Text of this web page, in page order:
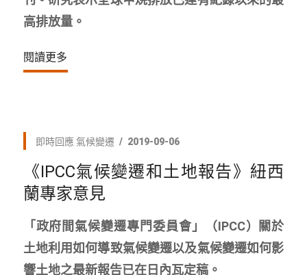
高排放量。
閱讀更多
即時回應 氣候變遷 2019-09-06
《IPCC氣候變遷和土地報告》紐西
蘭專家意見
「政府間氣候變遷專門委員會」（IPCC）關於
土地利用如何導致氣候變遷以及氣候變遷如何影
響土地之最新報告已在日內瓦定稿。